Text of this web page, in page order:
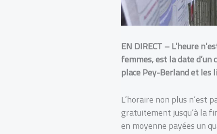
EN DIRECT – L’heure
femmes, est la date
place Pey-Berland et les
L’horaire non plus n’est
gratuitement jusqu’à la
en moyenne payées un